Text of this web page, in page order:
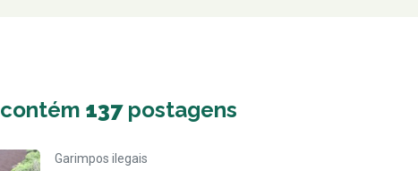
contém 137postagens
Garimpos ilegais